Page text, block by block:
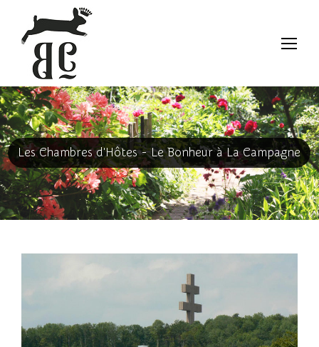
Les Chambres d'Hôtes - Le Bonheur à La Campagne